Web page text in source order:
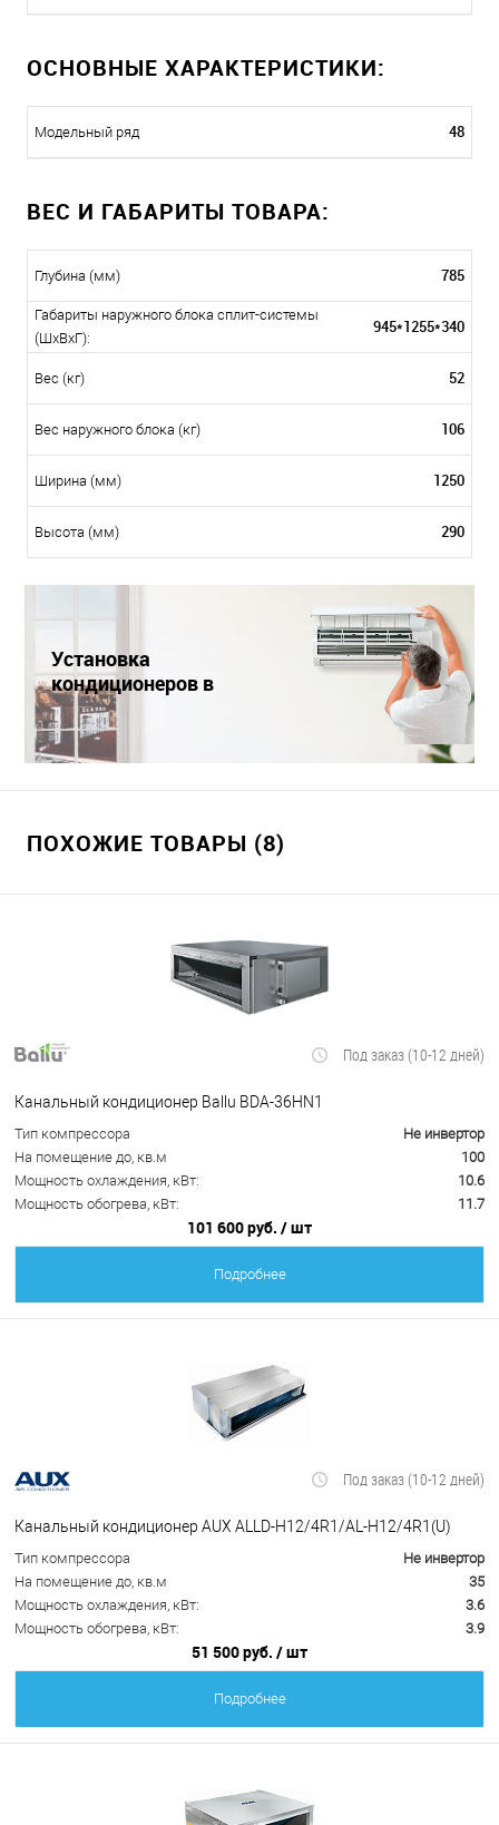
ОСНОВНЫЕ ХАРАКТЕРИСТИКИ:
Модельный ряд 48
ВЕС И ГАБАРИТЫ ТОВАРА:
Глубина (мм) 785
Габариты наружного блока сплит-системы
(ШxВxГ):
945*1255*340
Вес (кг) 52
Вес наружного блока (кг) 106
Ширина (мм) 1250
Высота (мм) 290
Установка
кондиционеров в
Краснодаре
ПОХОЖИЕ ТОВАРЫ (8)
Под заказ (10-12 дней)
Канальный кондиционер Ballu BDA-36HN1
Тип компрессора
Не инвертор
На помещение до, кв.м
100
Мощность охлаждения, кВт:
10.6
Мощность обогрева, кВт:
11.7
101 600 руб. / шт
Подробнее
Под заказ (10-12 дней)
Канальный кондиционер AUX ALLD-H12/4R1/AL-H12/4R1(U)
Тип компрессора
Не инвертор
На помещение до, кв.м
35
Мощность охлаждения, кВт:
3.6
Мощность обогрева, кВт:
3.9
51 500 руб. / шт
Подробнее